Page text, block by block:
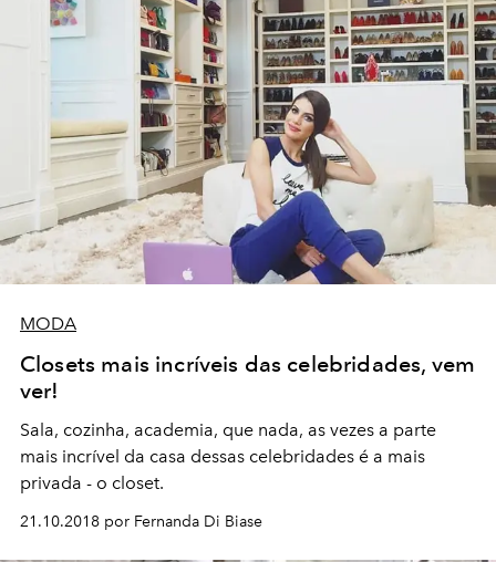
MODA
Closets mais incríveis das celebridades, vem
ver!
Sala, cozinha, academia, que nada, as vezes a parte
mais incrível da casa dessas celebridades é a mais
privada - o closet.
21.10.2018 por Fernanda Di Biase